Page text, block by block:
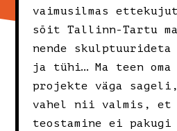
vaimusilmas
sõit Tallinn-Tartu
nende
ja tühi… Ma teen
projekte väga
vahel nii valmis, et
teostamine ei pakugi